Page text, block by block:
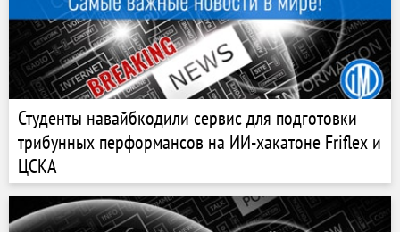
Студенты навайбкодили сервис для подготовки
трибунных перформансов на ИИ-хакатоне Friflex и
ЦСКА